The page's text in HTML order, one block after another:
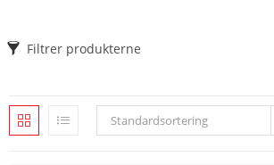
Filtrer produkterne
Standardsortering